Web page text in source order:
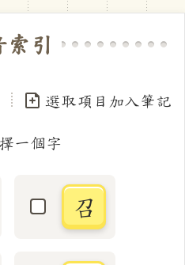
索引
選取項目加入筆記
一個字
」字 選取「召」字
召